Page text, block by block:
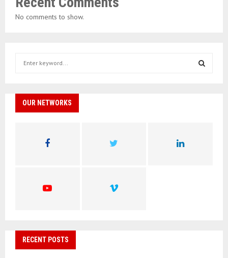
No comments to show.
h
OUR NETWORKS
RECENT POSTS